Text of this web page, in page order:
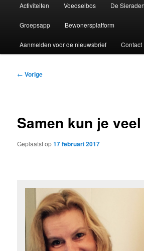
Activiteiten Voedselbos De
Groepsapp Bewonersplatform
Aanmelden voor de nieuwsbrief Contact
Bericht
← Vorige
Samen kun je
Geplaatst op17 februari 2017